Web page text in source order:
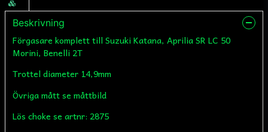
Beskrivning
Förgasare komplett till Suzuki Katana, Aprilia SR LC 50
Morini, Benelli 2T
Trottel diameter 14,9mm
Övriga mått se måttbild
Lös choke se artnr: 2875